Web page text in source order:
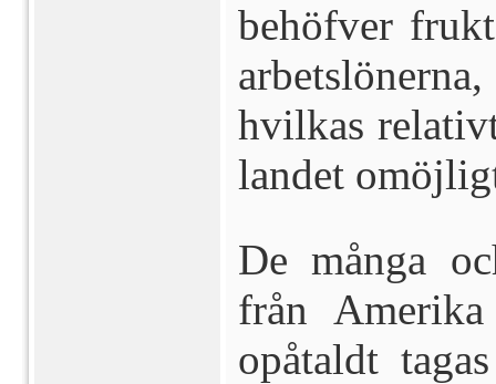
behöfver
hvilkas
landet
De många
från
opåtaldt